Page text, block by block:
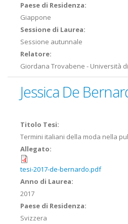
Paese di Residenza:
Giappone
Sessione di Laurea:
Sessione autunnale
Relatore:
Giordana Trovabene - Università
Jessica De
Titolo Tesi:
Termini italiani della moda nella
Allegato:
tesi-2017-de-bernardo.pdf
Anno di Laurea:
2017
Paese di Residenza:
Svizzera